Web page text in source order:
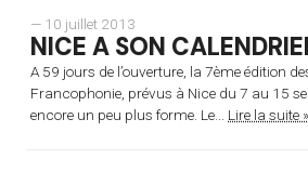
— 10 juillet 2013
NICE A SON
A 59 jours de l’ouverture, la 7ème édition
Francophonie, prévus à Nice du 7 au 15
encore un peu plus forme. Le... Lire la suite »